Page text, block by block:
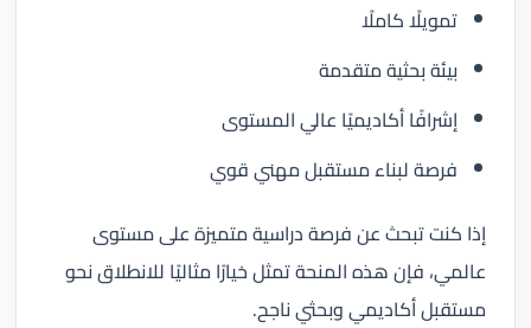
تمويلًا كاملًا
بيئة بحثية متقدمة
إشرافًا أكاديميًا عالي المستوى
فرصة لبناء مستقبل مهني قوي
إذا كنت تبحث عن فرصة دراسية متميزة على مستوى
عالمي، فإن هذه المنحة تمثل خيارًا مثاليًا للانطلاق نحو
مستقبل أكاديمي وبحثي ناجح.